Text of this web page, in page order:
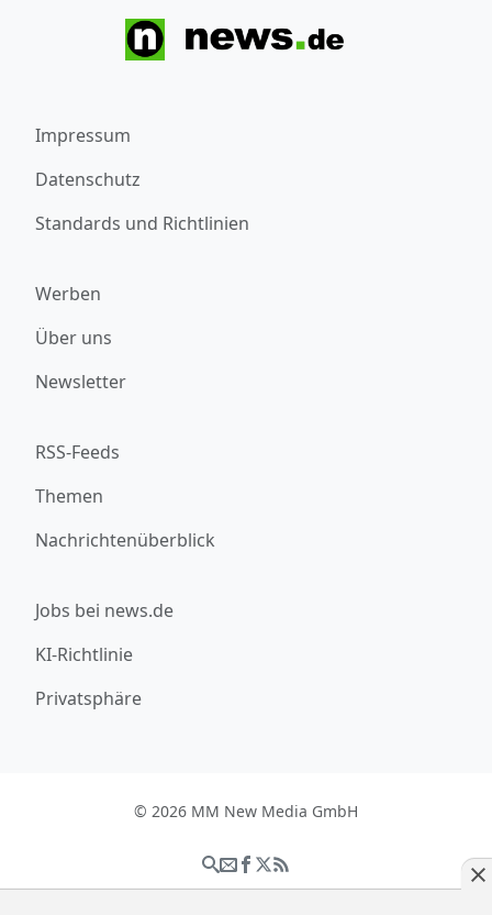
Impressum
Datenschutz
Standards und Richtlinien
Werben
Über uns
Newsletter
RSS-Feeds
Themen
Nachrichtenüberblick
Jobs bei news.de
KI-Richtlinie
Privatsphäre
© 2026 MM New Media GmbH